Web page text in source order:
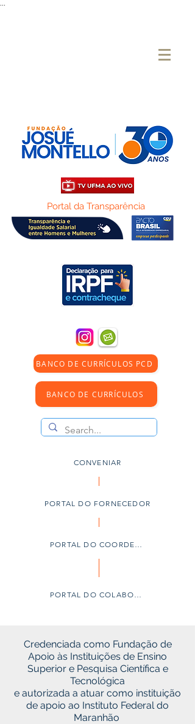
Portal da Transparência
BANCO DE CURRÍCULOS PCD
BANCO DE CURRÍCULOS
CONVENIAR
PORTAL DO FORNECEDOR
Credenciada como Fundação de
Apoio às Instituições de Ensino
Superior e Pesquisa Científica e
Tecnológica
e autorizada a atuar como instituição
de apoio ao Instituto Federal do
Maranhão